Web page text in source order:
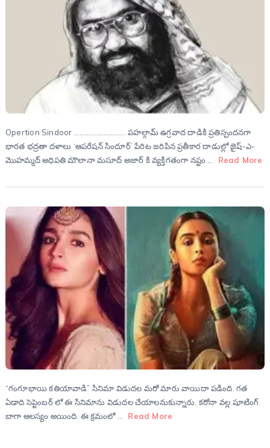
Opertion Sindoor ………………………. పహల్గామ్ ఉగ్రవాద దాడికి ప్రతిస్పందనగా
భారత భద్రతా దళాలు ‘ఆపరేషన్ సిందూర్’ పేరిట జరిపిన ప్రతీకార దాడుల్లో జైష్-ఎ-
మొహమ్మద్ అధిపతి మౌలానా మసూద్ అజార్ కి వ్యక్తిగతంగా నష్టం …
Read More
“గంగూభాయి కతియావాడి” సినిమా విడుదల మరో మారు వాయిదా పడింది. గత
ఏడాది సెప్టెంబర్ లో ఈ సినిమాను విడుదల చేయాలనుకున్నారు. కరోనా వల్ల షూటింగ్
బాగా ఆలస్యం అయింది. ఈ క్రమంలో …
Read More